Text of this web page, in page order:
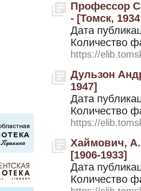
Профессор
- [Томск,
Дата
Количество
https://
Дульзон
1947]
Дата
Количество
https://
Хаймович,
[1906-1933]
Дата
Количество